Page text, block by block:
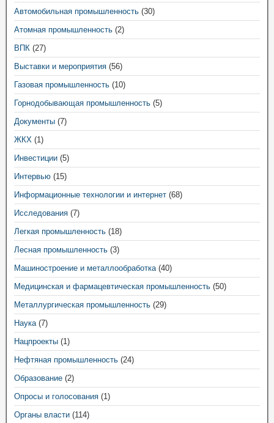
Автомобильная промышленность (30)
Атомная промышленность (2)
ВПК (27)
Выставки и мероприятия (56)
Газовая промышленность (10)
Горнодобывающая промышленность (5)
Документы (7)
ЖКХ (1)
Инвестиции (5)
Интервью (15)
Информационные технологии и интернет (68)
Исследования (7)
Легкая промышленность (18)
Лесная промышленность (3)
Машиностроение и металлообработка(40)
Медицинская и фармацевтическая промышленность (50)
Металлургическая промышленность (29)
Наука(7)
Нацпроекты (1)
Нефтяная промышленность (24)
Образование (2)
Опросы и голосования (1)
Органы власти (114)